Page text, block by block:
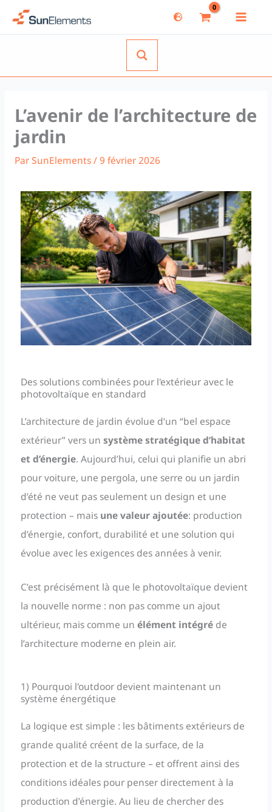
L’avenir de l’architecture de
jardin
ParSunElements/9 février 2026
Des solutions combinées pour l'extérieur avec le
photovoltaïque en standard
L’architecture de jardin évolue d’un “bel espace
extérieur” vers un système stratégique d’habitat
et d’énergie. Aujourd’hui, celui qui planifie un abri
pour voiture, une pergola, une serre ou un jardin
d’été ne veut pas seulement un design et une
protection – mais une valeur ajoutée: production
d’énergie, confort, durabilité et une solution qui
évolue avec les exigences des années à venir.
C’est précisément là que le photovoltaïque devient
la nouvelle norme : non pas comme un ajout
ultérieur, mais comme un élément intégréde
l’architecture moderne en plein air.
1) Pourquoi l'outdoor devient maintenant un
système énergétique
La logique est simple : les bâtiments extérieurs de
grande qualité créent de la surface, de la
protection et de la structure – et offrent ainsi des
conditions idéales pour penser directement à la
production d’énergie. Au lieu de chercher des